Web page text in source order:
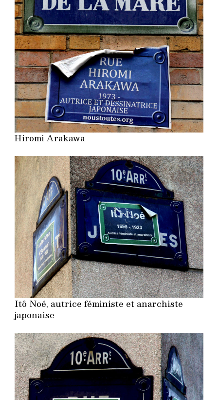
Hiromi Arakawa
Itô Noé, autrice féministe et anarchiste
japonaise